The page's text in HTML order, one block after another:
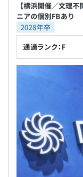
社会保険完備（健
保険）
3カ月（待遇の変更
【横浜開催／文理
ニアの個別FBあり
2028年卒
通過ランク：F